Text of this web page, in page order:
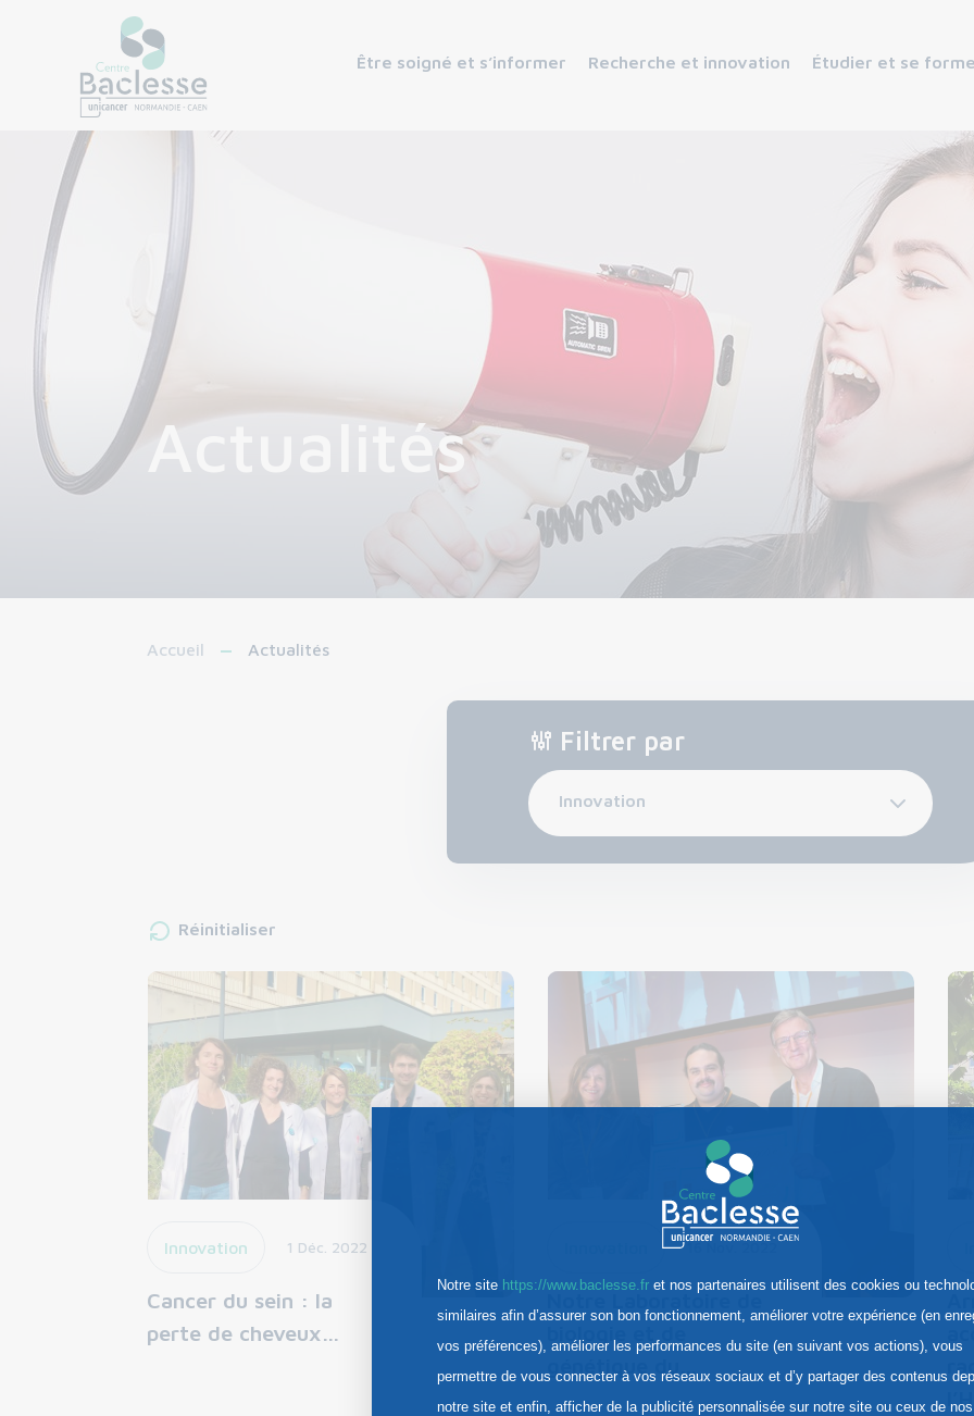
Être soigné et s’informer Recherche et innovation Étudier et se
Actualités
Accueil Actualités
Filtrer par
Innovation
Réinitialiser
Innovation 1 Déc. 2022
Cancer du sein : la
perte de cheveux…
16 Nov. 2022
Notre Laboratoire de
génétique du…
Notre site https://www.baclesse.fr et nos partenaires utilisent des cookies ou
similaires afin d’assurer son bon fonctionnement, améliorer votre expérience (en
vos préférences), améliorer les performances du site (en suivant vos actions), vous
permettre de vous connecter à vos réseaux sociaux et d’y partager des contenus
notre site et enfin, afficher de la publicité personnalisée sur notre site ou ceux de nos